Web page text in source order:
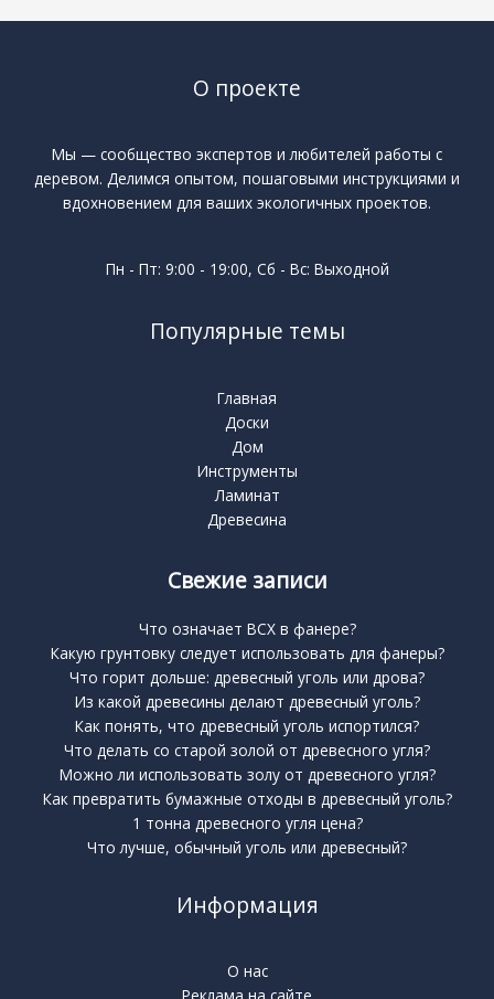
О проекте
Мы — сообщество экспертов и любителей работы с
деревом. Делимся опытом, пошаговыми инструкциями и
вдохновением для ваших экологичных проектов.
Пн - Пт: 9:00 - 19:00, Сб - Вс: Выходной
Популярные темы
Главная
Доски
Дом
Инструменты
Ламинат
Древесина
Свежие записи
Что означает BCX в фанере?
Какую грунтовку следует использовать для фанеры?
Что горит дольше: древесный уголь или дрова?
Из какой древесины делают древесный уголь?
Как понять, что древесный уголь испортился?
Что делать со старой золой от древесного угля?
Можно ли использовать золу от древесного угля?
Как превратить бумажные отходы в древесный уголь?
1 тонна древесного угля цена?
Что лучше, обычный уголь или древесный?
Информация
О нас